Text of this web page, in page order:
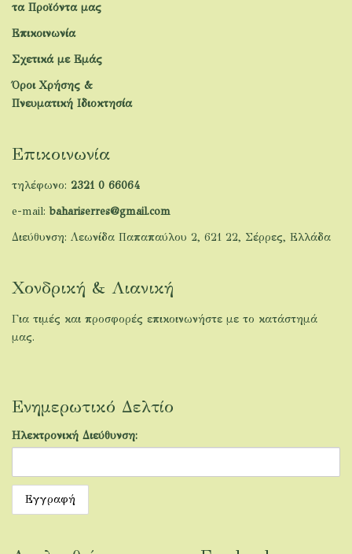
τα Προϊόντα μας
Επικοινωνία
Σχετικά με Εμάς
Όροι Χρήσης &
Πνευματική Ιδιοκτησία
Επικοινωνία
τηλέφωνο: 2321 0 66064
e-mail:bahariserres@gmail.com
Διεύθυνση: Λεωνίδα Παπαπαύλου 2, 621 22, Σέρρες, Ελλάδα
Χονδρική & Λιανική
Για τιμές και προσφορές επικοινωνήστε με το κατάστημά
μας.
Ενημερωτικό Δελτίο
Ηλεκτρονική Διεύθυνση: